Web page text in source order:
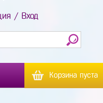
/ Вход
Корзина пуста